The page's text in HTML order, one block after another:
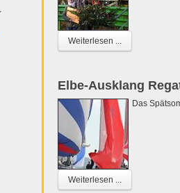
Weiterlesen ...
Elbe-Ausklang
Das
Weiterlesen ...